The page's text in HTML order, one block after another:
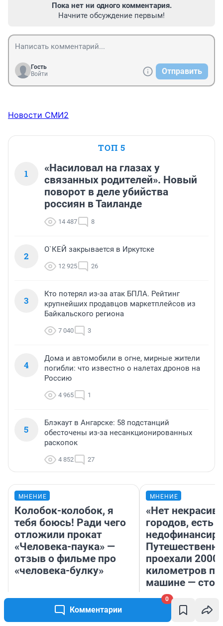
Комментарии
0
Пока нет ни одного комментария.
Начните обсуждение первым!
Гость
Войти
Отправить
Новости СМИ2
ТОП 5
1
«Насиловал на глазах у
связанных родителей». Новый
поворот в деле убийства
россиян в Таиланде
14 487 8
2
О`КЕЙ закрывается в Иркутске
12 925 26
3
Кто потерял из-за атак БПЛА. Рейтинг
крупнейших продавцов маркетплейсов из
Байкальского региона
7 040 3
4
Дома и автомобили в огне, мирные жители
погибли: что известно о налетах дронов на
Россию
4 965 1
5
Блэкаут в Ангарске: 58 подстанций
обесточены из-за несанкционированных
раскопок
4 852 27
МНЕНИЕ
Колобок-колобок, я
тебя боюсь! Ради чего
отложили прокат
«Человека-паука» —
отзыв о фильме про
«человека-булку»
Надежда Губарь
МНЕНИЕ
«Нет
городов, есть
проехали 2000
километров по
машине —
того
Екатерина